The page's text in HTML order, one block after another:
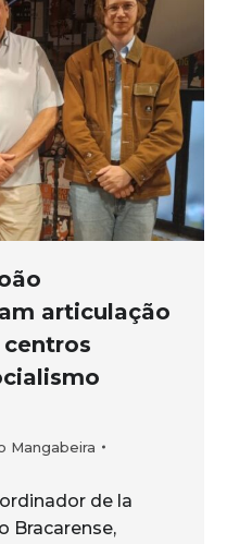
articulação
Mangabeira
de la
Bracarense,